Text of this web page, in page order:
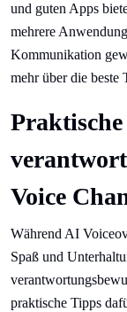
und guten Apps
mehrere
Kommunikation
mehr über die
Voice
Während AI
Spaß und
praktische Tipps